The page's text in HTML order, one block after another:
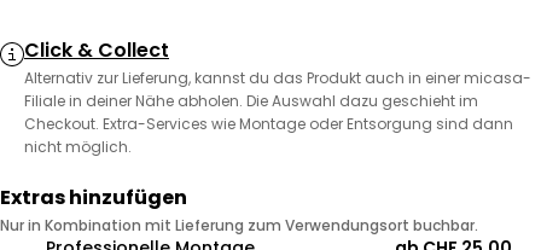
Click & Collect
Alternativ zur Lieferung, kannst du das Produkt auch in einer micasa-
Filiale in deiner Nähe abholen. Die Auswahl dazu geschieht im
Checkout. Extra-Services wie Montage oder Entsorgung sind dann
nicht möglich.
Extras hinzufügen
Nur in Kombination mit Lieferung zum Verwendungsort buchbar.